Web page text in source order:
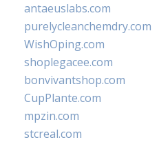
antaeuslabs.com
purelycleanchemdry.com
WishOping.com
shoplegacee.com
bonvivantshop.com
CupPlante.com
mpzin.com
stcreal.com